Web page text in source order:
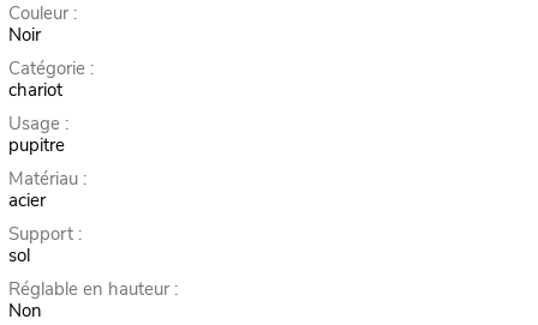
Couleur :
Noir
Catégorie :
chariot
Usage :
pupitre
Matériau :
acier
Support :
sol
Réglable en hauteur :
Non